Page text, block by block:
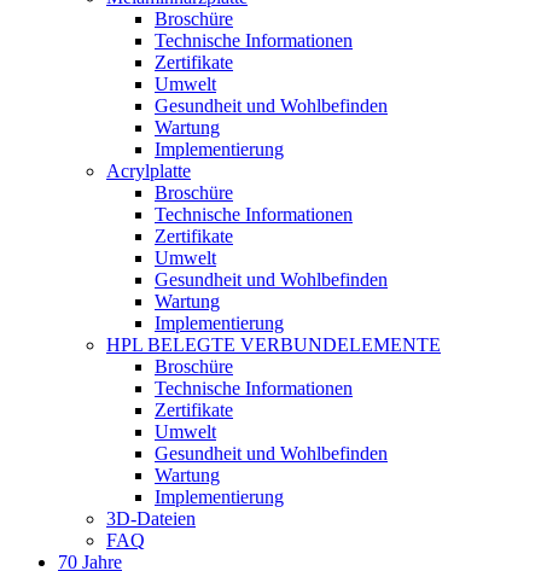
Broschüre
Technische Informationen
Zertifikate
Umwelt
Gesundheit und Wohlbefinden
Wartung
Implementierung
Acrylplatte
Broschüre
Technische Informationen
Zertifikate
Umwelt
Gesundheit und Wohlbefinden
Wartung
Implementierung
HPL BELEGTE VERBUNDELEMENTE
Broschüre
Technische Informationen
Zertifikate
Umwelt
Gesundheit und Wohlbefinden
Wartung
Implementierung
3D-Dateien
FAQ
70 Jahre